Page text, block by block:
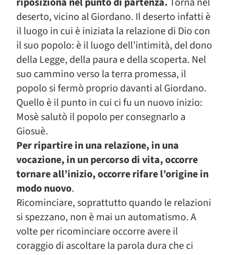
deserto, vicino al Giordano. Il deserto infatti è
il luogo in cui è iniziata la relazione di Dio con
il suo popolo: è il luogo dell’intimità, del dono
della Legge, della paura e della scoperta. Nel
suo cammino verso la terra promessa, il
popolo si fermò proprio davanti al Giordano.
Quello è il punto in cui ci fu un nuovo inizio:
Mosè salutò il popolo per consegnarlo a
Giosuè.
Per ripartire in una relazione, in una
vocazione, in un percorso di vita, occorre
tornare all’inizio, occorre rifare l’origine in
modo nuovo.
Ricominciare, soprattutto quando le relazioni
si spezzano, non è mai un automatismo. A
volte per ricominciare occorre avere il
coraggio di ascoltare la parola dura che ci